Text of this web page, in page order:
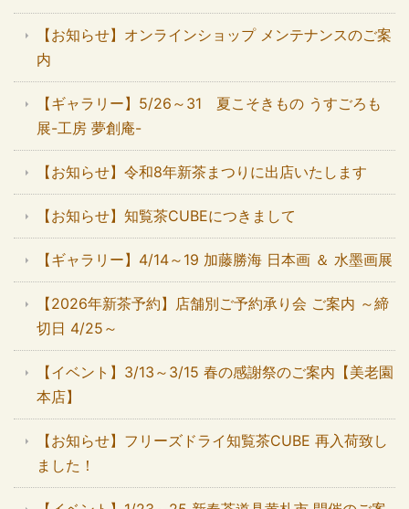
【お知らせ】オンラインショップ メンテナンスのご案
内
【ギャラリー】5/26～31 夏こそきもの うすごろも
展-工房 夢創庵-
【お知らせ】令和8年新茶まつりに出店いたします
【お知らせ】知覧茶CUBEにつきまして
【ギャラリー】4/14～19 加藤勝海 日本画 ＆ 水墨画展
【2026年新茶予約】店舗別ご予約承り会 ご案内 ～締
切日 4/25～
【イベント】3/13～3/15 春の感謝祭のご案内【美老園
本店】
【お知らせ】フリーズドライ知覧茶CUBE 再入荷致し
ました！